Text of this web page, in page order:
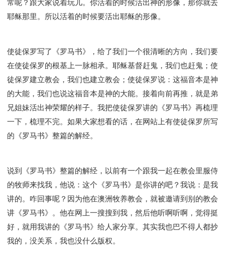
常呢？跟大家说着玩儿。你活着的时候活出神的形像，那你就去
耶稣那里。所以活着的时候要活出耶稣的形像。
使徒保罗写了《罗马书》，给了我们一个很清晰的方向，我们要
在使徒保罗的根基上一脉相承。耶稣基督赶鬼，我们也赶鬼；使
徒保罗建立教会，我们也建立教会；使徒保罗说：这福音本是神
的大能，我们也说这福音本是神的大能。接着向前再推，就是弟
兄姐妹活出神荣耀的样子。我把使徒保罗讲的《罗马书》再梳理
一下，梳理不完。如果大家想看的话，在网站上有使徒保罗所写
的《罗马书》整篇的解经。
说到《罗马书》整篇的解经，以前有一个跟我一起在教会里服侍
的牧师来找我，他说：这个《罗马书》是你讲的吧？我说：是我
讲的。咋回事呢？因为他在澳洲牧养教会，就被邀请到别的教会
讲《罗马书》。他在网上一搜搜到我，然后他听啊听啊，觉得挺
好，就用我讲的《罗马书》给人家分享。其实我也巴不得人都抄
我的，没关系，我也没什么版权。